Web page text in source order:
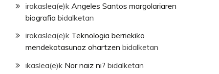
irakaslea(e)k Angeles Santos margolariaren
biografia bidalketan
irakaslea(e)k Teknologia berriekiko
mendekotasunaz ohartzen bidalketan
ikaslea(e)k Nor naiz ni? bidalketan